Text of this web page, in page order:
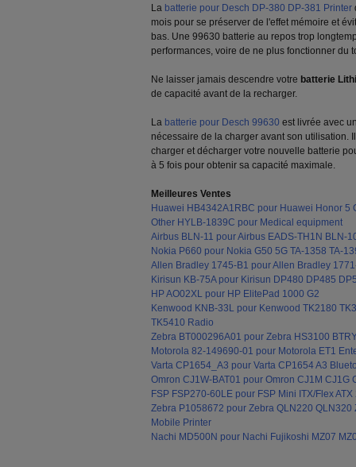
La batterie pour Desch DP-380 DP-381 Printer
mois pour se préserver de l'effet mémoire et
bas. Une 99630 batterie au repos trop
performances, voire de ne plus fonctionner du
Ne laisser jamais descendre votre batterie
de capacité avant de la recharger.
La batterie pour Desch 99630 est livrée avec
nécessaire de la charger avant son utilisation.
charger et décharger votre nouvelle batterie
à 5 fois pour obtenir sa capacité maximale.
Meilleures Ventes
Huawei HB4342A1RBC pour Huawei Honor 5
Other HYLB-1839C pour Medical equipment
Airbus BLN-11 pour Airbus EADS-TH1N BLN-
Nokia P660 pour Nokia G50 5G TA-1358 TA-
Allen Bradley 1745-B1 pour Allen Bradley
Kirisun KB-75A pour Kirisun DP480 DP485
HP AO02XL pour HP ElitePad 1000 G2
Kenwood KNB-33L pour Kenwood TK2180
TK5410 Radio
Zebra BT000296A01 pour Zebra HS3100
Motorola 82-149690-01 pour Motorola ET1
Varta CP1654_A3 pour Varta CP1654 A3
Omron CJ1W-BAT01 pour Omron CJ1M CJ1G
FSP FSP270-60LE pour FSP Mini ITX/Flex
Zebra P1058672 pour Zebra QLN220 QLN320
Mobile Printer
Nachi MD500N pour Nachi Fujikoshi MZ07